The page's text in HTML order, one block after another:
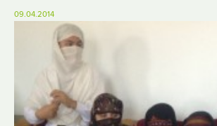
09.04.2014